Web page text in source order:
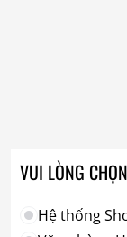
VUI LÒNG
Hệ thống